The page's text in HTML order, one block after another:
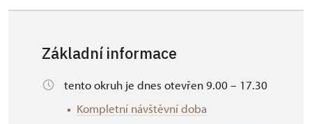
Základní informace
tento okruh je dnes otevřen 9.00 – 17.30
Kompletní návštěvní doba